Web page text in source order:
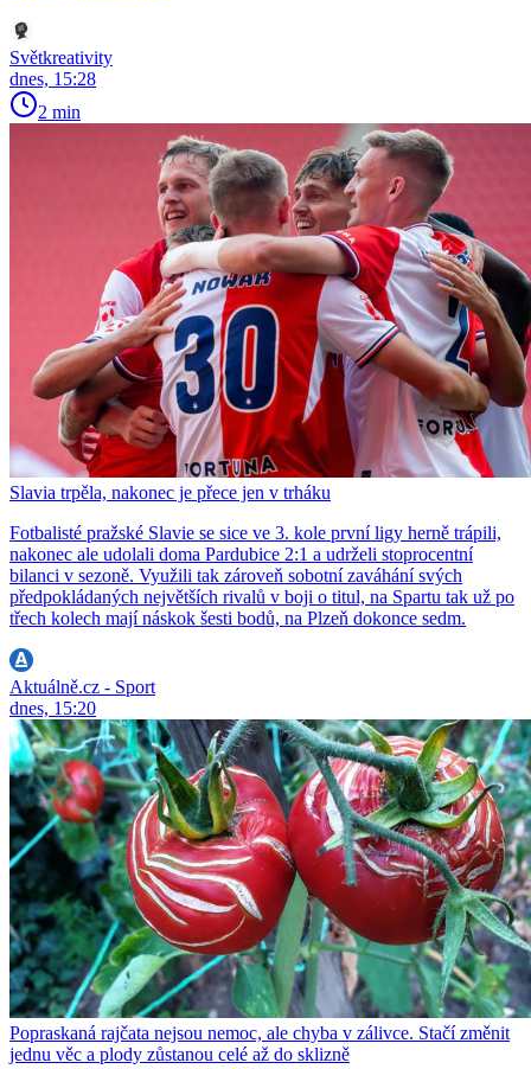
Světkreativity
dnes, 15:28
2 min
Slavia trpěla, nakonec je přece jen v trháku
Fotbalisté pražské Slavie se sice ve 3. kole první ligy herně trápili,
nakonec ale udolali doma Pardubice 2:1 a udrželi stoprocentní
bilanci v sezoně. Využili tak zároveň sobotní zaváhání svých
předpokládaných největších rivalů v boji o titul, na Spartu tak už po
třech kolech mají náskok šesti bodů, na Plzeň dokonce sedm.
Aktuálně.cz - Sport
dnes, 15:20
Popraskaná rajčata nejsou nemoc, ale chyba v zálivce. Stačí změnit
jednu věc a plody zůstanou celé až do sklizně